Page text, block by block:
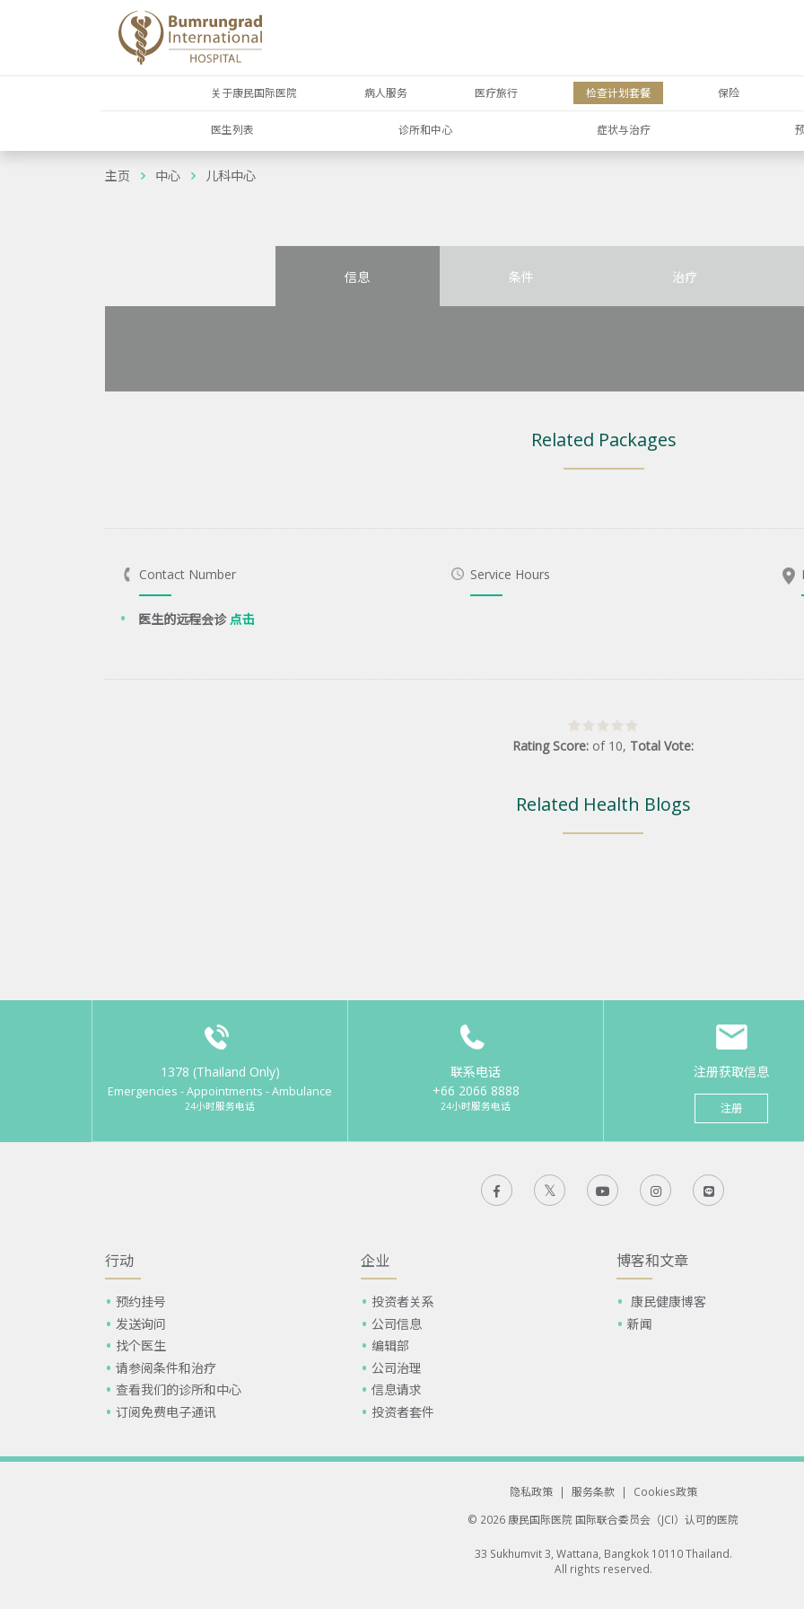
关于康民国际医院 病人服务 医疗旅行 检查计划套餐 保险
医生列表 诊所和中心 症状与治疗
主页 中心 儿科中心
信息 条件 治疗
Related Packages
Contact Number
医生的远程会诊点击
Service Hours
Rating Score: of 10, Total Vote:
Related Health Blogs
1378 (Thailand Only)
Emergencies - Appointments - Ambulance
24小时服务电话
联系电话
+66 2066 8888
24小时服务电话
注册获取信息
注册
行动
预约挂号
发送询问
找个医生
请参阅条件和治疗
查看我们的诊所和中心
订阅免费电子通讯
企业
投资者关系
公司信息
编辑部
公司治理
信息请求
投资者套件
博客和文章
康民健康博客
新闻
隐私政策 | 服务条款 |
Cookies政策
© 2026 康民国际医院 国际联合委员会（JCI）认可的医院
33 Sukhumvit 3, Wattana, Bangkok 10110 Thailand.
All rights reserved.